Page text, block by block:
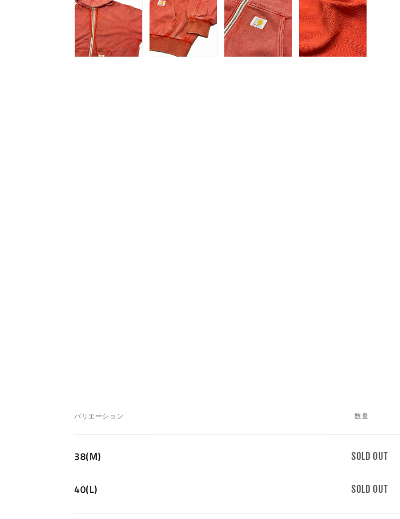
な
の
バリエーション 数量
38(M)
数
SOLD OUT
40(L)
数
SOLD OUT